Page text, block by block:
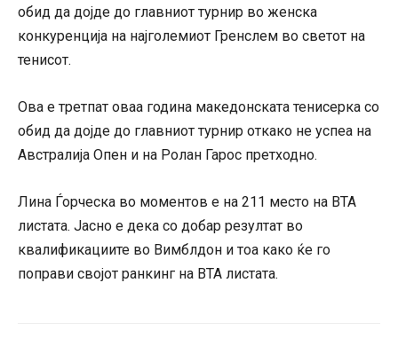
обид да дојде до главниот турнир во женска
конкуренција на најголемиот Гренслем во светот на
тенисот.
Ова е третпат оваа година македонската тенисерка со
обид да дојде до главниот турнир откако не успеа на
Австралија Опен и на Ролан Гарос претходно.
Лина Ѓорческа во моментов е на 211 место на ВТА
листата. Јасно е дека со добар резултат во
квалификациите во Вимблдон и тоа како ќе го
поправи својот ранкинг на ВТА листата.